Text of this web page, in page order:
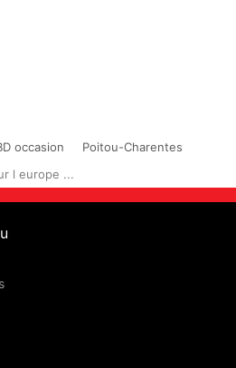
occasion
Poitou-Charentes
l europe ...